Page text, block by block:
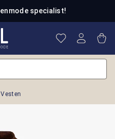
specialist!
Je hebt 0
Vesten